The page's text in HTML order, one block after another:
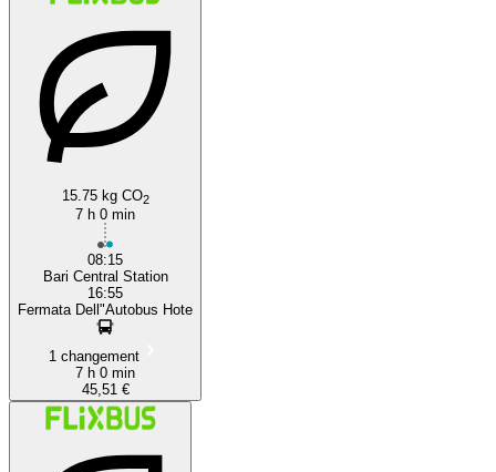
15.75 kg CO2
7 h 0 min
08:15
Bari Central Station
16:55
Fermata Dell"Autobus Hote
1 changement
7 h 0 min
45,51 €